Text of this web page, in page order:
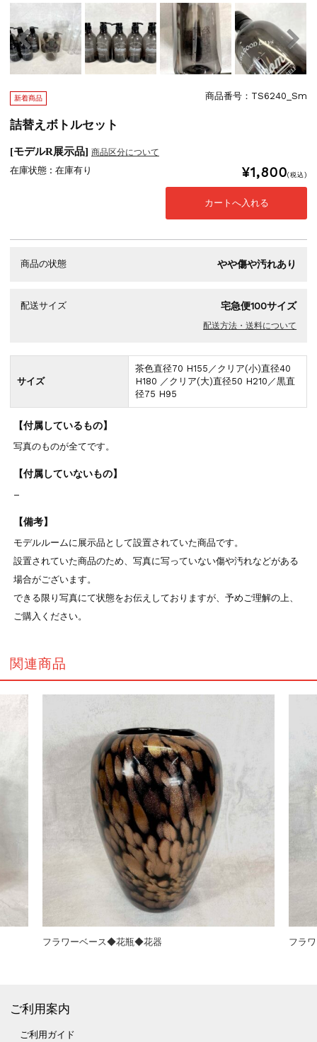
新着商品 商品番号：TS6240_Sm
詰替えボトルセット
[モデルR展示品] 商品区分について
在庫状態 : 在庫有り ¥1,800(税込)
商品の状態 やや傷や汚れあり
配送サイズ 宅急便100サイズ
配送方法・送料について
サイズ
茶色直径70 H155／クリア(小)直径40
H180 ／クリア(大)直径50 H210／黒直
径75 H95
【付属しているもの】
写真のものが全てです。
【付属していないもの】
–
【備考】
モデルルームに展示品として設置されていた商品です。
設置されていた商品のため、写真に写っていない傷や汚れなどがある
場合がございます。
できる限り写真にて状態をお伝えしておりますが、予めご理解の上、
ご購入ください。
関連商品
フラワーベース◆花瓶◆花器 フラ
ご利用案内
ご利用ガイド